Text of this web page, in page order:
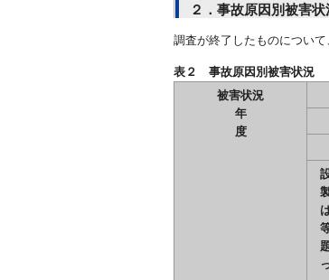
２．事故原因別被害状
調査が終了したものについ
表２ 事故原因別
被害状況
年
度